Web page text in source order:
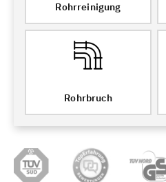
Rohrreinigung
Rohrbruch